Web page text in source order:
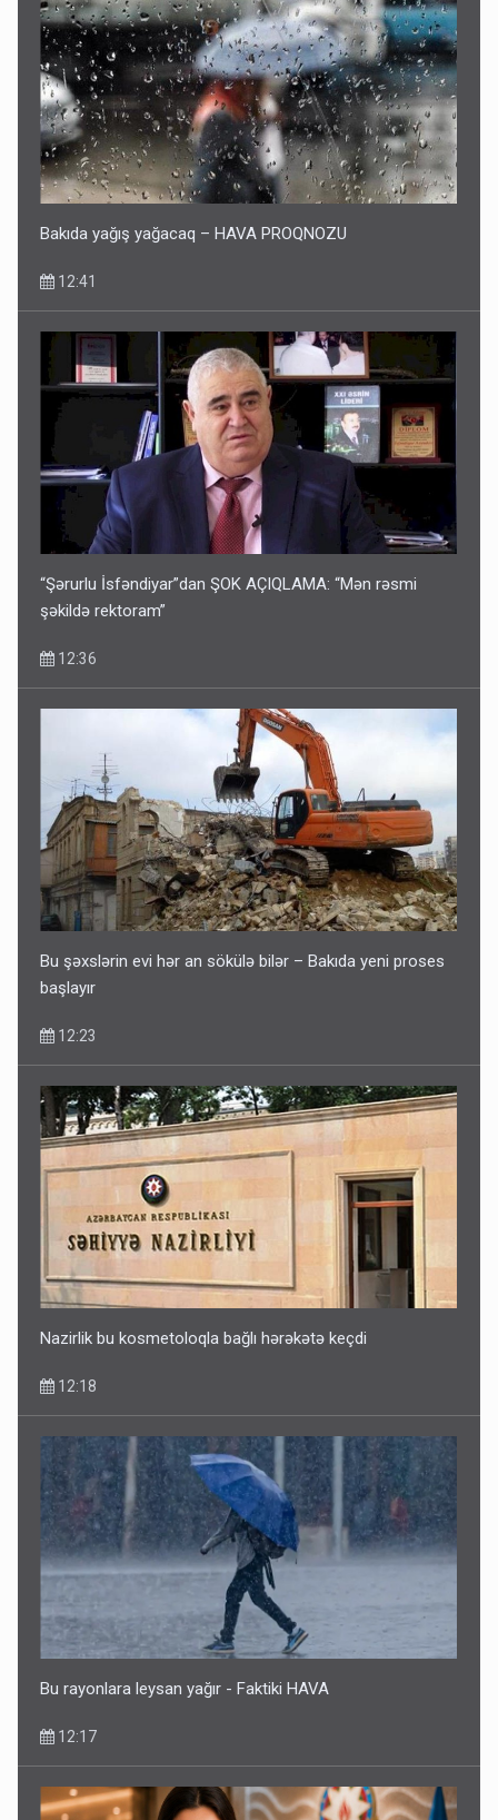
Bakıda yağış yağacaq – HAVA PROQNOZU
12:41
“Şərurlu İsfəndiyar”dan ŞOK AÇIQLAMA: “Mən rəsmi
şəkildə rektoram”
12:36
Bu şəxslərin evi hər an sökülə bilər – Bakıda yeni proses
başlayır
12:23
Nazirlik bu kosmetoloqla bağlı hərəkətə keçdi
12:18
Bu rayonlara leysan yağır - Faktiki HAVA
12:17